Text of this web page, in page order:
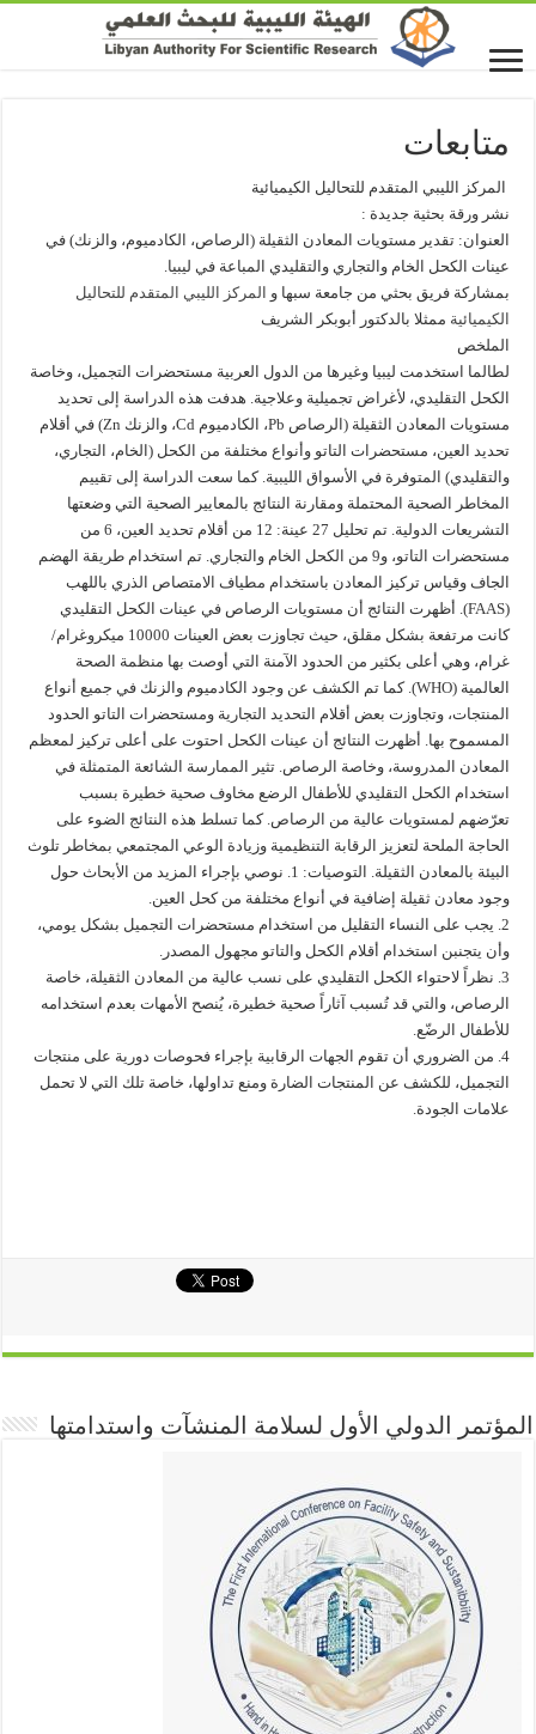
متابعات
المركز الليبي المتقدم للتحاليل الكيميائية
نشر ورقة بحثية جديدة :
العنوان: تقدير مستويات المعادن الثقيلة (الرصاص، الكادميوم، والزنك) في
عينات الكحل الخام والتجاري والتقليدي المباعة في ليبيا.
بمشاركة فريق بحثي من جامعة سبها و المركز الليبي المتقدم للتحاليل
الكيميائية ممثلا بالدكتور أبوبكر الشريف
الملخص
لطالما استخدمت ليبيا وغيرها من الدول العربية مستحضرات التجميل، وخاصة
الكحل التقليدي، لأغراض تجميلية وعلاجية. هدفت هذه الدراسة إلى تحديد
مستويات المعادن الثقيلة (الرصاص Pb، الكادميوم Cd، والزنك Zn) في أقلام
تحديد العين، مستحضرات التاتو وأنواع مختلفة من الكحل (الخام، التجاري،
والتقليدي) المتوفرة في الأسواق الليبية. كما سعت الدراسة إلى تقييم
المخاطر الصحية المحتملة ومقارنة النتائج بالمعايير الصحية التي وضعتها
التشريعات الدولية. تم تحليل 27 عينة: 12 من أقلام تحديد العين، 6 من
مستحضرات التاتو، و9 من الكحل الخام والتجاري. تم استخدام طريقة الهضم
الجاف وقياس تركيز المعادن باستخدام مطياف الامتصاص الذري باللهب
(FAAS). أظهرت النتائج أن مستويات الرصاص في عينات الكحل التقليدي
كانت مرتفعة بشكل مقلق، حيث تجاوزت بعض العينات 10000 ميكروغرام/
غرام، وهي أعلى بكثير من الحدود الآمنة التي أوصت بها منظمة الصحة
العالمية (WHO). كما تم الكشف عن وجود الكادميوم والزنك في جميع أنواع
المنتجات، وتجاوزت بعض أقلام التحديد التجارية ومستحضرات التاتو الحدود
المسموح بها. أظهرت النتائج أن عينات الكحل احتوت على أعلى تركيز لمعظم
المعادن المدروسة، وخاصة الرصاص. تثير الممارسة الشائعة المتمثلة في
استخدام الكحل التقليدي للأطفال الرضع مخاوف صحية خطيرة بسبب
تعرّضهم لمستويات عالية من الرصاص. كما تسلط هذه النتائج الضوء على
الحاجة الملحة لتعزيز الرقابة التنظيمية وزيادة الوعي المجتمعي بمخاطر تلوث
البيئة بالمعادن الثقيلة. التوصيات: 1. نوصي بإجراء المزيد من الأبحاث حول
وجود معادن ثقيلة إضافية في أنواع مختلفة من كحل العين.
2. يجب على النساء التقليل من استخدام مستحضرات التجميل بشكل يومي،
وأن يتجنبن استخدام أقلام الكحل والتاتو مجهول المصدر.
3. نظراً لاحتواء الكحل التقليدي على نسب عالية من المعادن الثقيلة، خاصة
الرصاص، والتي قد تُسبب آثاراً صحية خطيرة، يُنصح الأمهات بعدم استخدامه
للأطفال الرضّع.
4. من الضروري أن تقوم الجهات الرقابية بإجراء فحوصات دورية على منتجات
التجميل، للكشف عن المنتجات الضارة ومنع تداولها، خاصة تلك التي لا تحمل
علامات الجودة.
المؤتمر الدولي الأول لسلامة المنشآت واستدامتها